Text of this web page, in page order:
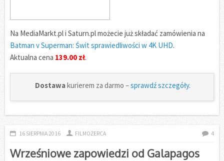
Na MediaMarkt.pl i Saturn.pl możecie już składać zamówienia na
Batman v Superman: Świt sprawiedliwości w 4K UHD.
Aktualna cena 139.00 zł.
Dostawakurierem za darmo –sprawdź szczegóły.
16 SIERPNIA 2016 FILMOŻERCA 4
Wrześniowe zapowiedzi od Galapagos